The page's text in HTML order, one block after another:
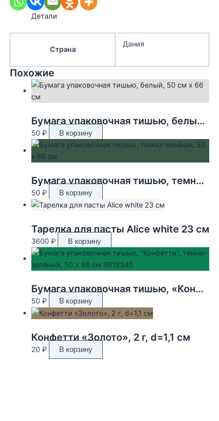
Детали
Страна
Дания
Похожие
Бумага упаковочная тишью, белый, 50 см х 66 см
50 ₽ В корзину
Бумага упаковочная тишью, темно-зелёная, 50 х 66 см
50 ₽ В корзину
Тарелка для пасты Alice white 23 см
3600 ₽ В корзину
Бумага упаковочная тишью, «Конфетти», тёмно-зелёный, 50 х 66 см 9618340
50 ₽ В корзину
Конфетти «Золото», 2 г, d=1,1 см
20 ₽ В корзину